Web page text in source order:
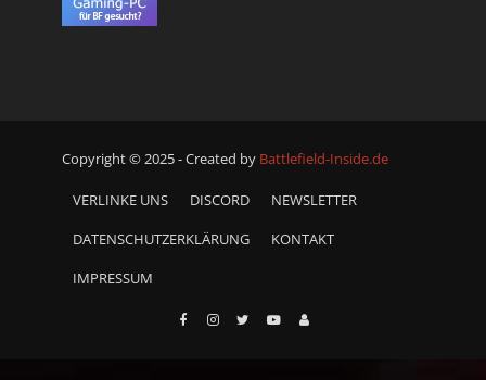
Copyright © 2025 - Created by Battlefield-Inside.de
VERLINKE UNS DISCORD NEWSLETTER
DATENSCHUTZERKLÄRUNG KONTAKT
IMPRESSUM